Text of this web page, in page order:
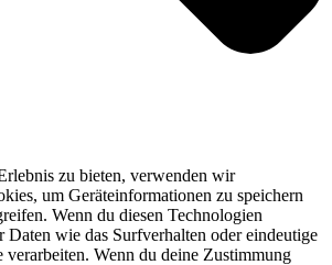
zu bieten, verwenden wir
um Geräteinformationen zu speichern
Wenn du diesen Technologien
Daten wie das Surfverhalten oder eindeutige
verarbeiten. Wenn du deine Zustimmung